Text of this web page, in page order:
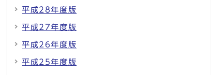
平成28年度版
平成27年度版
平成26年度版
平成25年度版